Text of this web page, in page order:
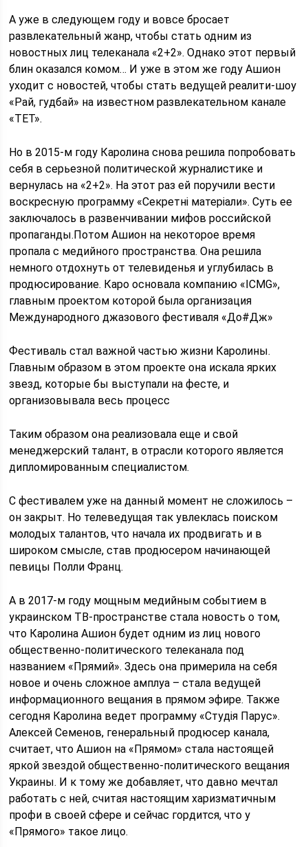
А уже в следующем году и вовсе бросает
развлекательный жанр, чтобы стать одним из
новостных лиц телеканала «2+2». Однако этот первый
блин оказался комом… И уже в этом же году Ашион
уходит с новостей, чтобы стать ведущей реалити-шоу
«Рай, гудбай» на известном развлекательном канале
«ТЕТ».
Но в 2015-м году Каролина снова решила попробовать
себя в серьезной политической журналистике и
вернулась на «2+2». На этот раз ей поручили вести
воскресную программу «Секретні матеріали». Суть ее
заключалось в развенчивании мифов российской
пропаганды.Потом Ашион на некоторое время
пропала с медийного пространства. Она решила
немного отдохнуть от телевиденья и углубилась в
продюсирование. Каро основала компанию «ICMG»,
главным проектом которой была организация
Международного джазового фестиваля «До#Дж»
Фестиваль стал важной частью жизни Каролины.
Главным образом в этом проекте она искала ярких
звезд, которые бы выступали на фесте, и
организовывала весь процесс
Таким образом она реализовала еще и свой
менеджерский талант, в отрасли которого является
дипломированным специалистом.
С фестивалем уже на данный момент не сложилось –
он закрыт. Но телеведущая так увлеклась поиском
молодых талантов, что начала их продвигать и в
широком смысле, став продюсером начинающей
певицы Полли Франц.
А в 2017-м году мощным медийным событием в
украинском ТВ-пространстве стала новость о том,
что Каролина Ашион будет одним из лиц нового
общественно-политического телеканала под
названием «Прямий». Здесь она примерила на себя
новое и очень сложное амплуа – стала ведущей
информационного вещания в прямом эфире. Также
сегодня Каролина ведет программу «Студія Парус».
Алексей Семенов, генеральный продюсер канала,
считает, что Ашион на «Прямом» стала настоящей
яркой звездой общественно-политического вещания
Украины. И к тому же добавляет, что давно мечтал
работать с ней, считая настоящим харизматичным
профи в своей сфере и сейчас гордится, что у
«Прямого» такое лицо.